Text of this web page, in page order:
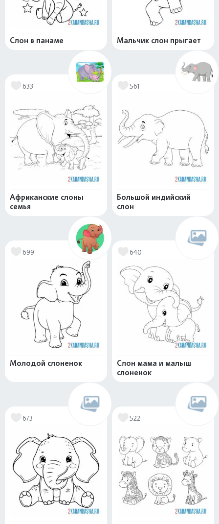
Слон в панаме Мальчик слон прыгает
633
Африканские слоны
семья
561
Большой индийский
слон
699
Молодой слоненок
640
Слон мама и малыш
слоненок
673 522